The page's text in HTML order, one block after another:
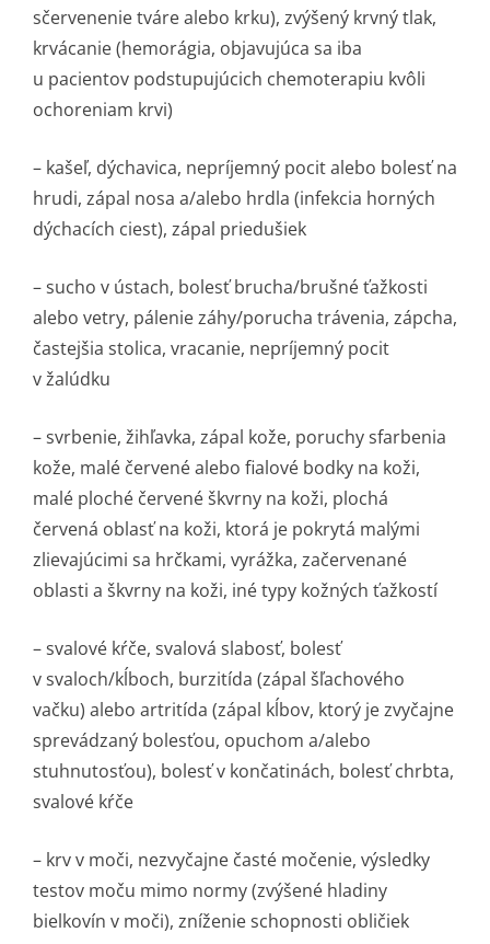
sčervenenie tváre alebo krku), zvýšený krvný tlak,
krvácanie (hemorágia, objavujúca sa iba
u pacientov podstupujúcich chemoterapiu kvôli
ochoreniam krvi)
– kašeľ, dýchavica, nepríjemný pocit alebo bolesť na
hrudi, zápal nosa a/alebo hrdla (infekcia horných
dýchacích ciest), zápal priedušiek
– sucho v ústach, bolesť brucha/brušné ťažkosti
alebo vetry, pálenie záhy/porucha trávenia, zápcha,
častejšia stolica, vracanie, nepríjemný pocit
v žalúdku
– svrbenie, žihľavka, zápal kože, poruchy sfarbenia
kože, malé červené alebo fialové bodky na koži,
malé ploché červené škvrny na koži, plochá
červená oblasť na koži, ktorá je pokrytá malými
zlievajúcimi sa hrčkami, vyrážka, začervenané
oblasti a škvrny na koži, iné typy kožných ťažkostí
– svalové kŕče, svalová slabosť, bolesť
v svaloch/kĺboch, burzitída (zápal šľachového
vačku) alebo artritída (zápal kĺbov, ktorý je zvyčajne
sprevádzaný bolesťou, opuchom a/alebo
stuhnutosťou), bolesť v končatinách, bolesť chrbta,
svalové kŕče
– krv v moči, nezvyčajne časté močenie, výsledky
testov moču mimo normy (zvýšené hladiny
bielkovín v moči), zníženie schopnosti obličiek